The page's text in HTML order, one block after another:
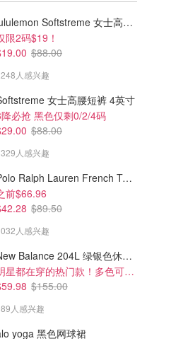
$32.50
小标圆领短袖
Calvin Klein Canada
lululemon Softstreme 女士高腰短裤 10cm
限2码$19！
$88.00
人感兴趣
女士高腰短裤 4英寸
必抢 黑色仅剩0/2/4码
$88.00
人感兴趣
Polo Ralph Lauren French Terry 女童连帽卫衣 7-16码
前$66.96
$89.50
人感兴趣
New Balance 204L 绿银色休闲鞋
明星都在穿的热门款！多色可选 3.8折
$155.00
人感兴趣
yoga 黑色网球裙